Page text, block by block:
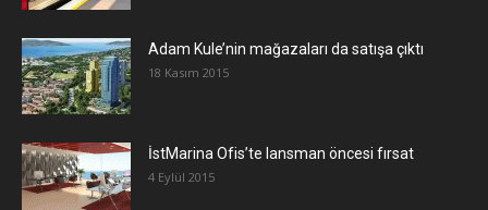
Adam Kule’nin mağazaları da satışa çıktı
18 Kasım 2015
İstMarina Ofis’te lansman öncesi fırsat
4 Eylül 2015